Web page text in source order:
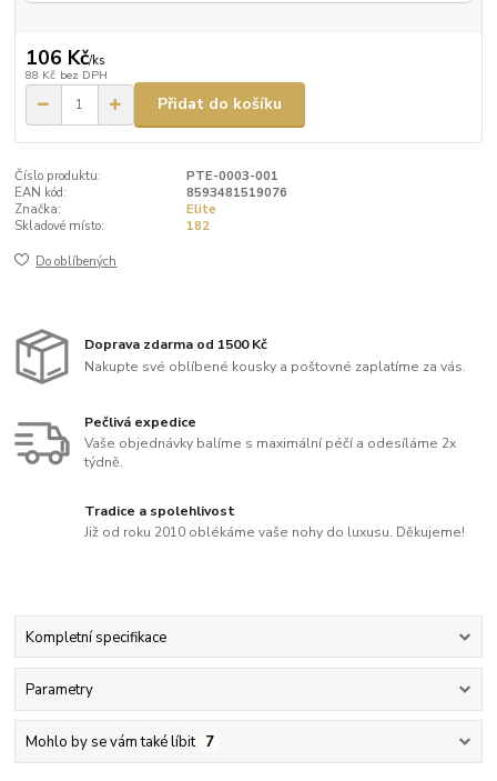
106 Kč/ks
88 Kč bez DPH
Přidat do košíku
Číslo produktu:
PTE-0003-001
EAN kód:
8593481519076
Značka:
Elite
Skladové místo:
182
Do oblíbených
Doprava zdarma od 1500 Kč
Nakupte své oblíbené kousky a poštovné zaplatíme za vás.
Pečlivá expedice
Vaše objednávky balíme s maximální péčí a odesíláme 2x
týdně.
Tradice a spolehlivost
Již od roku 2010 oblékáme vaše nohy do luxusu. Děkujeme!
Kompletní specifikace
Parametry
Mohlo by se vám také líbit 7